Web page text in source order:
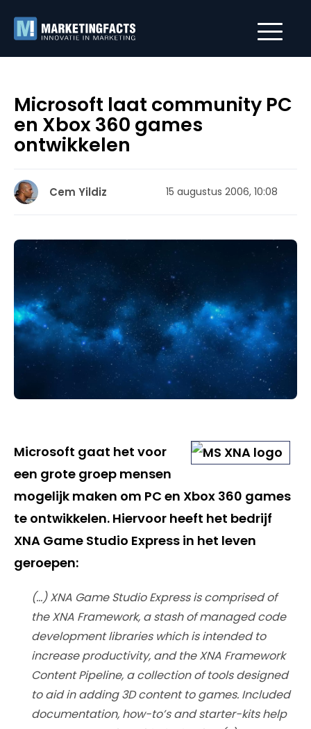
Microsoft laat community PC
en Xbox 360 games
ontwikkelen
Cem Yildiz 15 augustus 2006, 10:08
Microsoft gaat het voor
een grote groep mensen
mogelijk maken om PC en Xbox 360 games
te ontwikkelen. Hiervoor heeft het bedrijf
XNA Game Studio Express in het leven
geroepen:
(…) XNA Game Studio Express is comprised of
the XNA Framework, a stash of managed code
development libraries which is intended to
increase productivity, and the XNA Framework
Content Pipeline, a collection of tools designed
to aid in adding 3D content to games. Included
documentation, how-to’s and starter-kits help